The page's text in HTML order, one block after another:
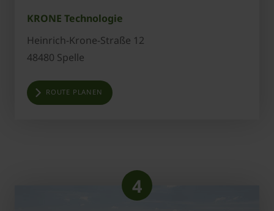
KRONE Technologie
Heinrich-Krone-Straße 12
48480 Spelle
ROUTE PLANEN
4